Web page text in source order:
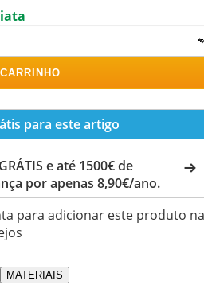
para este artigo
e até 1500€ de
por apenas 8,90€/ano.
para adicionar este produto na
MATERIAIS